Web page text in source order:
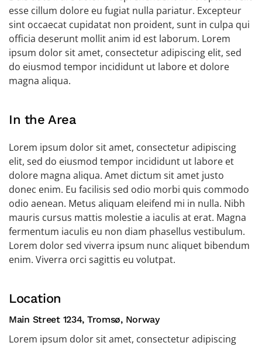
esse cillum dolore eu fugiat nulla pariatur. Excepteur
sint occaecat cupidatat non proident, sunt in culpa qui
officia deserunt mollit anim id est laborum. Lorem
ipsum dolor sit amet, consectetur adipiscing elit, sed
do eiusmod tempor incididunt ut labore et dolore
magna aliqua.
In the Area
Lorem ipsum dolor sit amet, consectetur adipiscing
elit, sed do eiusmod tempor incididunt ut labore et
dolore magna aliqua. Amet dictum sit amet justo
donec enim. Eu facilisis sed odio morbi quis commodo
odio aenean. Metus aliquam eleifend mi in nulla. Nibh
mauris cursus mattis molestie a iaculis at erat. Magna
fermentum iaculis eu non diam phasellus vestibulum.
Lorem dolor sed viverra ipsum nunc aliquet bibendum
enim. Viverra orci sagittis eu volutpat.
Location
Main Street 1234, Tromsø, Norway
Lorem ipsum dolor sit amet, consectetur adipiscing